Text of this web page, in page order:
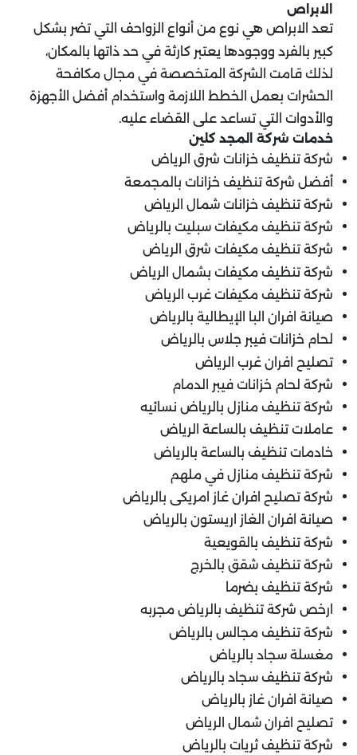
الابراص
تعد الابراص هي نوع من أنواع الزواحف التي تضر بشكل
كبير بالفرد ووجودها يعتبر كارثة في حد ذاتها بالمكان،
لذلك قامت الشركة المتخصصة في مجال مكافحة
الحشرات بعمل الخطط اللازمة واستخدام أفضل الأجهزة
والأدوات التي تساعد على القضاء عليه.
خدمات شركة المجد كلين
شركة تنظيف خزانات شرق الرياض
أفضل شركة تنظيف خزانات بالمجمعة
شركة تنظيف خزانات شمال الرياض
شركة تنظيف مكيفات سبليت بالرياض
شركة تنظيف مكيفات شرق الرياض
شركة تنظيف مكيفات بشمال الرياض
شركة تنظيف مكيفات غرب الرياض
صيانة افران البا الإيطالية بالرياض
لحام خزانات فيبر جلاس بالرياض
تصليح افران غرب الرياض
شركة لحام خزانات فيبر الدمام
شركة تنظيف منازل بالرياض نسائيه
عاملات تنظيف بالساعة الرياض
خادمات تنظيف بالساعة بالرياض
شركة تنظيف منازل في ملهم
شركة تصليح افران غاز امريكى بالرياض
صيانة افران الغاز اريستون بالرياض
شركة تنظيف بالقويعية
شركة تنظيف شقق بالخرج
شركة تنظيف بضرما
ارخص شركة تنظيف بالرياض مجربه
شركة تنظيف مجالس بالرياض
مغسلة سجاد بالرياض
شركة تنظيف سجاد بالرياض
صيانة افران غاز بالرياض
تصليح افران شمال الرياض
شركة تنظيف ثريات بالرياض